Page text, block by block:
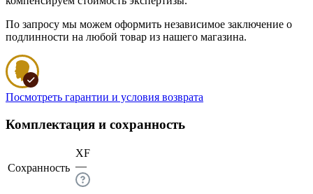
По запросу мы можем оформить независимое заключение о
подлинности на любой товар из нашего магазина.
Посмотреть гарантии и условия возврата
Комплектация и сохранность
Сохранность
XF
—